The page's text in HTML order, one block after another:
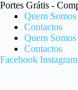
Pular
para
conteúdo
Portes Grátis -
Quem Somos
Contactos
Quem Somos
Contactos
Facebook Instagram